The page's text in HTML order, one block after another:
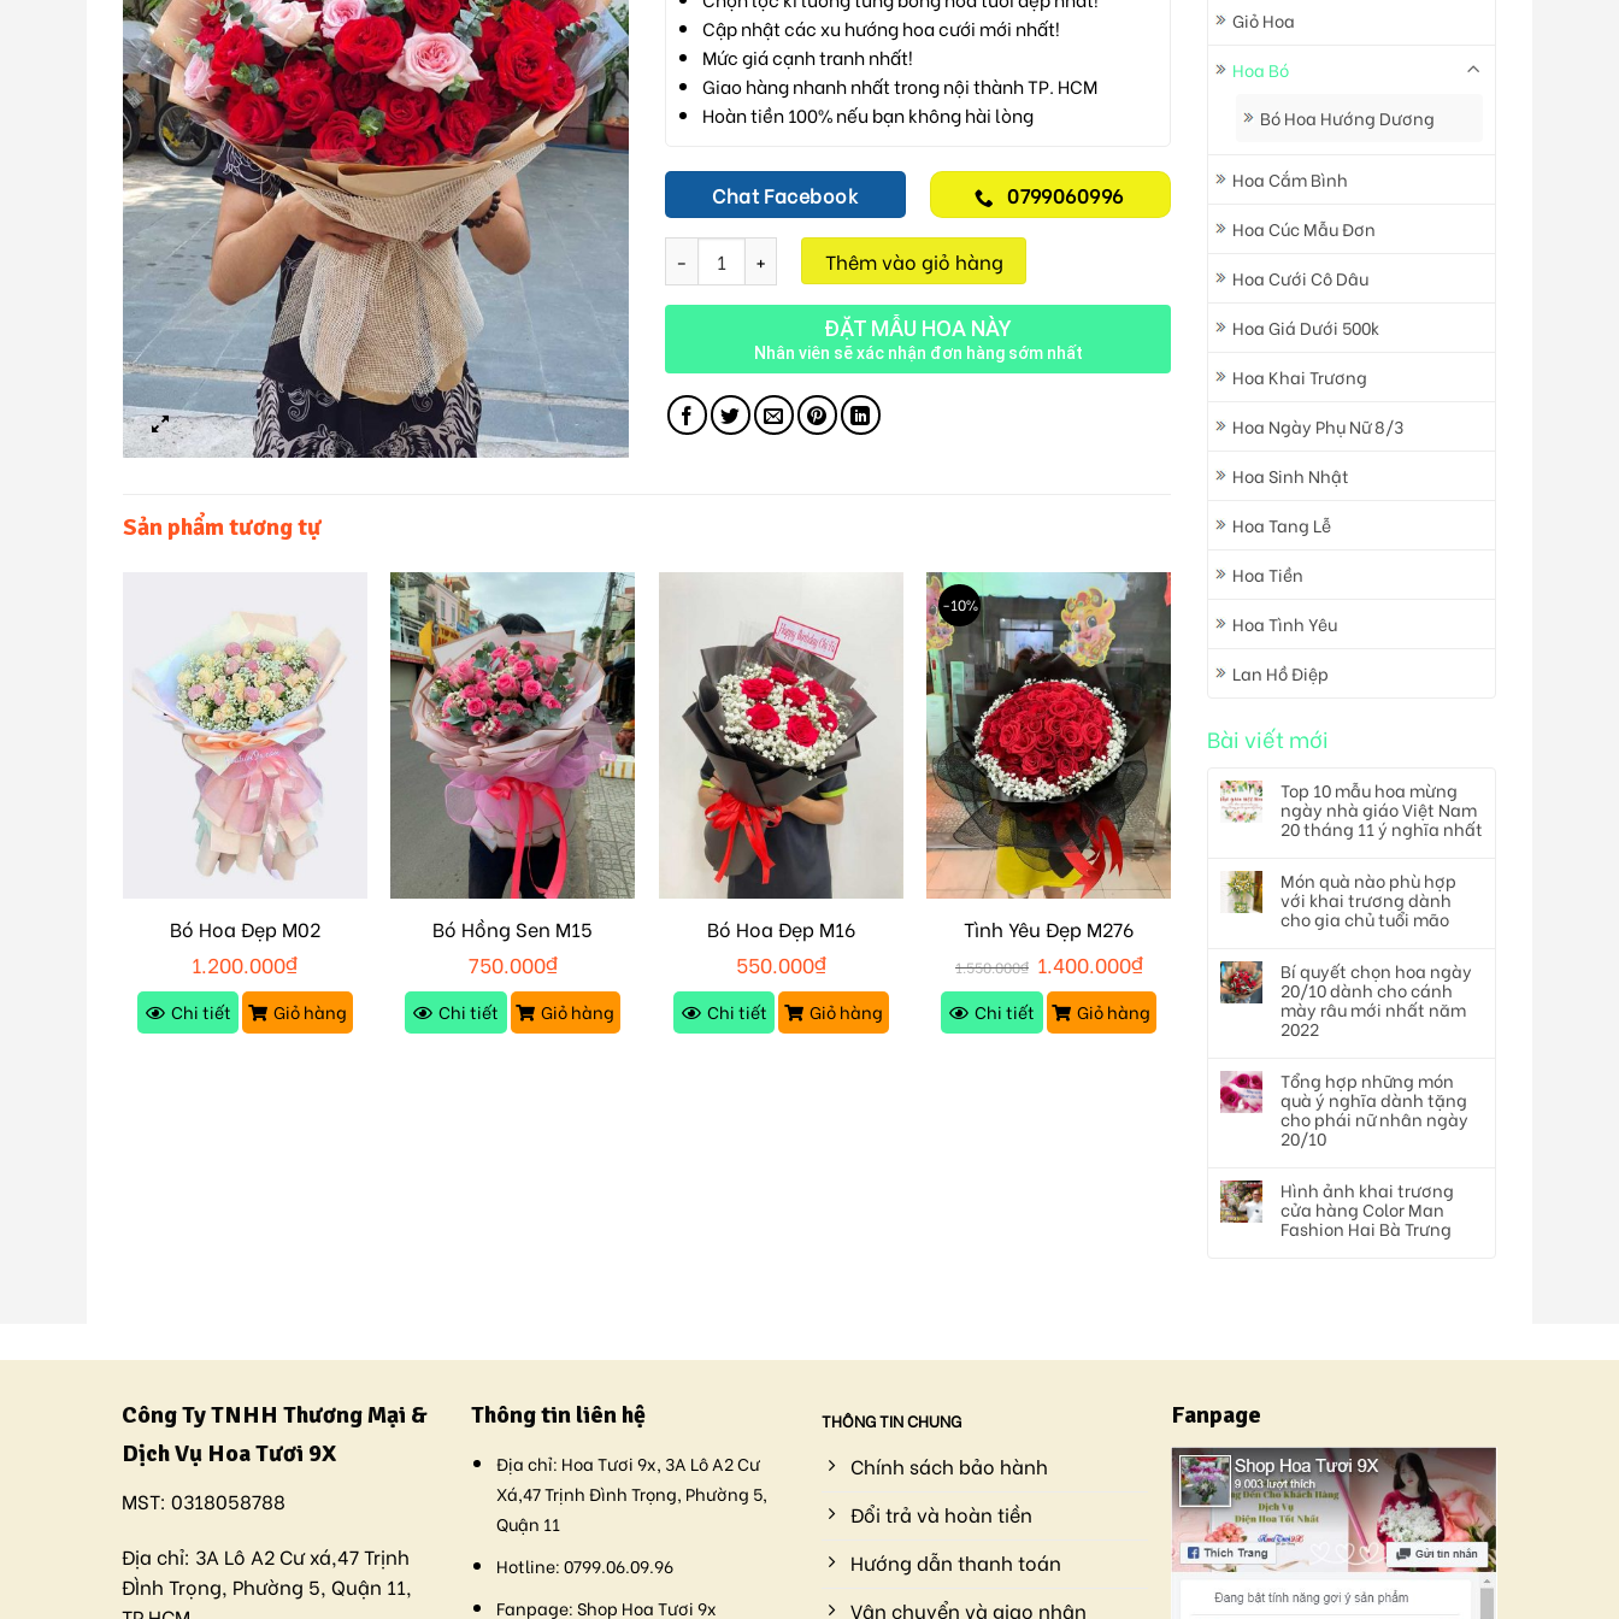
Giỏ Hoa
Hoa Bó
Bó Hoa Hướng Dương
Hoa Cắm Bình
Hoa Cúc Mẫu Đơn
Hoa Cưới Cô Dâu
Hoa Giá Dưới 500k
Hoa Khai Trương
Hoa Ngày Phụ Nữ 8/3
Hoa Sinh Nhật
Hoa Tang Lễ
Hoa Tiền
Hoa Tình Yêu
Lan Hồ Điệp
Bài viết mới
Top 10 mẫu hoa mừng
ngày nhà giáo Việt Nam
20 tháng 11 ý nghĩa nhất
Món quà nào phù hợp
với khai trương dành
cho gia chủ tuổi mão
Bí quyết chọn hoa ngày
20/10 dành cho cánh
mày râu mới nhất năm
2022
Tổng hợp những món
quà ý nghĩa dành tặng
cho phái nữ nhân ngày
20/10
Hình ảnh khai trương
cửa hàng Color Man
Fashion Hai Bà Trưng
Cập nhật các xu hướng hoa cưới mới nhất!
Mức giá cạnh tranh nhất!
Giao hàng nhanh nhất trong nội thành TP. HCM
Hoàn tiền 100% nếu bạn không hài lòng
Chat Facebook 0799060996
Hoa Tươi M713 số lượngThêm vào giỏ hàng
ĐẶT MẪU HOA NÀY
Nhân viên sẽ xác nhận đơn hàng sớm nhất
Sản phẩm tương tự
Bó Hoa Đẹp M02
1.200.000₫
Chi tiết Giỏ hàng
Bó Hồng Sen M15
750.000₫
Chi tiết Giỏ hàng
Bó Hoa Đẹp M16
550.000₫
Chi tiết Giỏ hàng
-10%
Tình Yêu Đẹp M276
1.550.000₫ 1.400.000₫
Chi tiết Giỏ hàng
Công Ty TNHH Thương Mại &
Dịch Vụ Hoa Tươi 9X
MST: 0318058788
Địa chỉ: 3A Lô A2 Cư xá,47 Trịnh
ĐÌnh Trọng, Phường 5, Quận 11,
Thông tin liên hệ
Địa chỉ: Hoa Tươi 9x, 3A Lô A2 Cư
Xá,47 Trịnh Đình Trọng, Phường 5,
Quận 11
Hotline:0799.06.09.96
Fanpage:Shop Hoa Tươi 9x
THÔNG TIN CHUNG
Chính sách bảo hành
Đổi trả và hoàn tiền
Hướng dẫn thanh toán
Vận chuyển và giao nhận
Fanpage